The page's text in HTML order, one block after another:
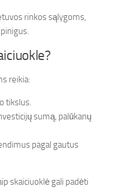
rinkos sąlygoms,
reikia:
tikslus.
sumą, palūkanų
pagal gautus
skaiciuoklė gali padėti